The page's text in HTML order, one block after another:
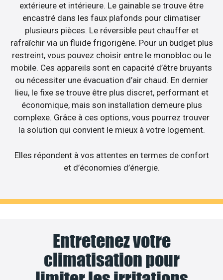
extérieure et intérieure. Le gainable se trouve être
encastré dans les faux plafonds pour climatiser
plusieurs pièces. Le réversible peut chauffer et
rafraîchir via un fluide frigorigène. Pour un budget plus
restreint, vous pouvez choisir entre le monobloc ou le
mobile. Ces appareils sont en capacité d’être bruyants
ou nécessiter une évacuation d’air chaud. En dernier
lieu, le fixe se trouve être plus discret, performant et
économique, mais son installation demeure plus
complexe. Grâce à ces options, vous pourrez trouver
la solution qui convient le mieux à votre logement.
Elles répondent à vos attentes en termes de confort
et d’économies d’énergie.
Entretenez votre
climatisation pour